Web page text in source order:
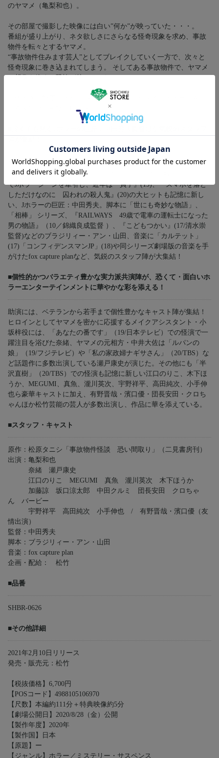
のヤマメ（亀梨和也）。
その部屋で撮影した映像には白い”何か”が映っていた・・・。
番組が盛り上がり、ネタ欲しさにさらなる怪奇現象を求め、事故
物件を転々とするヤマメ。
“事故物件住みます芸人”としてブレイクしていく一方で、次々と
怪奇現象に巻き込まれてしまう。 そしてある事故物件で、ヤマメ
「怖すぎて部屋に入れない」読者が続出したある芸人の実話を中
田秀夫監督が衝撃の映画化！
監督は、『リング』（98）で一世を風靡、『クロユリ団地』
（13）、『スマホを落としただけなのに』(18)など数々のヒット作
でJホラーシーンを牽引し、近年は『貞子』(19)、『スマホを落と
しただけなのに 囚われの殺人鬼』(20)の大ヒットも記憶に新し
い、Jホラーの巨匠：中田秀夫。脚本に「世にも奇妙な物語」、
「相棒」 シリーズ、『RAILWAYS 49歳で電車の運転士になった
男の物語』（10／錦織良成監督 ）、『こどもつかい』(17/清水崇
監督)などのブラジリィー・アン・山田、音楽に「カルテット」
(17)「コンフィデンスマンJP」(18)や同シリーズ劇場版の音楽を手
がけたfox capture planなど、気鋭のスタッフ陣が大集結！
■個性的かつバラエティ豊かな実力派共演陣が、恐くて・面白いホ
ラーエンターテインメントに華やかな彩を添える！
助演には、ベテランから若手まで個性豊かなキャスト陣が集結！
ヒロインとしてヤマメを密かに応援するメイクアシスタント・小
坂梓役には、「あなたの番です」（19/日本テレビ）での怪演で一
躍注目を浴びた奈緒、ヤマメの元相方・中井大佐は「ルパンの
娘」（19/フジテレビ）や「私の家政婦ナギサさん」（20/TBS）な
ど話題作に多数出演している瀬戸康史が演じた。その他にも「半
沢直樹」（20/TBS）での怪演も記憶に新しい江口のりこ、木下ほ
うか、MEGUMI、真魚、瀧川英次、宇野祥平、高田純次、小手伸
也ら豪華キャストに加え、有野晋哉・濱口優・団長安田・クロち
ゃんほか松竹芸能の芸人が多数出演し、作品に華を添えている。
■スタッフ・キャスト
原作：松原タニシ「事故物件怪談 恐い間取り」（二見書房刊）
出演：亀梨和也
奈緒 瀬戸康史
江口のりこ MEGUMI 真魚 瀧川英次 木下ほうか
加藤諒 坂口涼太郎 中田クルミ 団長安田 クロちゃ
ん バービー
宇野祥平 高田純次 小手伸也 / 有野晋哉・濱口優（友
情出演）
監督：中田秀夫
脚本：ブラジリィー・アン・山田
音楽：fox capture plan
企画・配給： 松竹
■品番
SHBR-0626
■その他詳細
2021年2月10日リリース
発売・販売元：松竹
【税抜価格】6,700円
【POSコード】4988105106970
【尺数】本編約111分＋特典映像約5分
【劇場公開日】2020/8/28（金）公開
【製作年度】2020年
【製作国】日本
【原題】ー
【ジャンル】ホラー／ミステリー・サスペンス